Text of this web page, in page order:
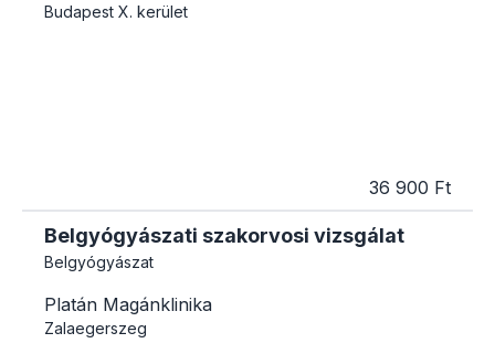
Budapest X. kerület
36 900 Ft
Belgyógyászati szakorvosi vizsgálat
Belgyógyászat
Platán Magánklinika
Zalaegerszeg